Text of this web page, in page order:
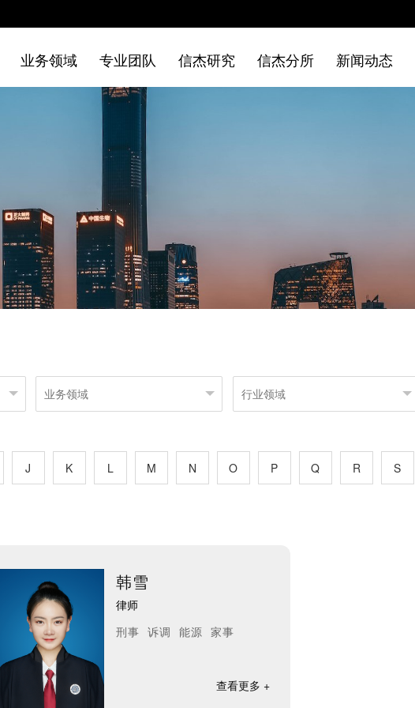
业务领域 专业团队 信杰研究 信杰分所 新闻动态
J K L M N O P Q R S
韩雪
律师
刑事 诉调 能源 家事
查看更多 +